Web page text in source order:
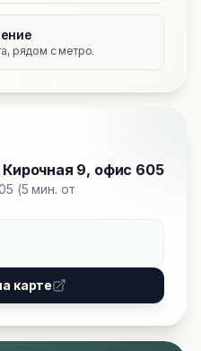
рядом с метро.
Кирочная 9, офис 605
(5 мин. от
карте